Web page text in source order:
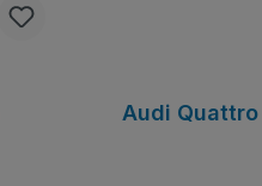
Audi Quattro